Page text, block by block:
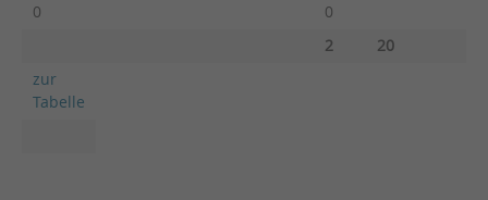
0
0
2
20
zur
Tabelle